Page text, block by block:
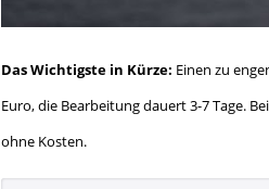
Das Wichtigste in Kürze: Einen zu
Euro, die Bearbeitung dauert 3-7 Tage.
ohne Kosten.